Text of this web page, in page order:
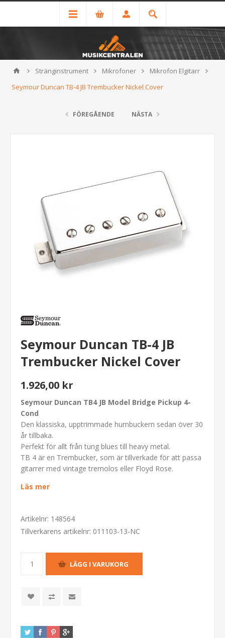
Stränginstrument Mikrofoner
Mikrofon Elgitarr
Seymour Duncan TB-4 JB Trembucker Nickel Cover
FÖREGÅENDE NÄSTA
Seymour Duncan TB-4 JB
Trembucker Nickel Cover
1.926,00 kr
Seymour Duncan TB4 JB Model Bridge Pickup 4-
Cond
Den klassiska, upptrimmade humbuckern sedan över 30
år tillbaka.
Perfekt för allt från tung blues till heavy metal.
TB 4 är en Trembucker, som är tillverkade för att passa
gitarrer med vintage tremolos eller Floyd Rose.
Läs mer
Artikelnr: 148564
Tillverkarens artikelnr: 011103-13-NC